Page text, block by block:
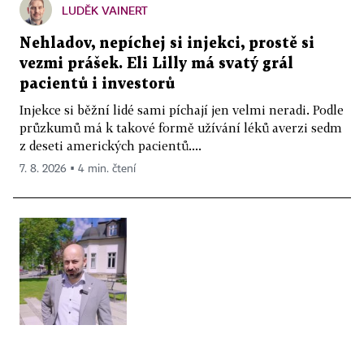
LUDĚK VAINERT
Nehladov, nepíchej si injekci, prostě si
vezmi prášek. Eli Lilly má svatý grál
pacientů i investorů
Injekce si běžní lidé sami píchají jen velmi neradi. Podle
průzkumů má k takové formě užívání léků averzi sedm
z deseti amerických pacientů....
7. 8. 2026 ▪ 4 min. čtení